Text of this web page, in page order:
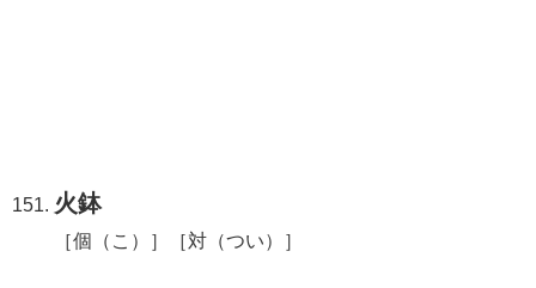
火鉢
［個（こ）］［対（つい）］